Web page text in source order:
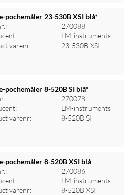
Log ind for at se priser
pochemåler 23-530B XSI blå*
270088
LM-instruments
varenr:
23-530B XSI
Log ind for at se priser
pochemåler 8-520B SI blå*
270078
LM-instruments
varenr:
8-520B SI
Log ind for at se priser
pochemåler 8-520B XSI blå
270086
LM-instruments
varenr:
8-520B XSI